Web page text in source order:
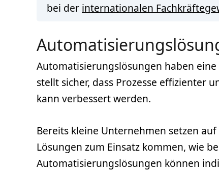
bei der internationalen
Automatisierungslösungen haben
stellt sicher, dass Prozesse effizienter
kann verbessert werden.
Bereits kleine Unternehmen setzen
Lösungen zum Einsatz kommen, wie
Automatisierungslösungen können